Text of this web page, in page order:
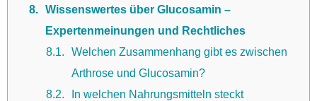
8
Wissenswertes über Glucosamin –
Expertenmeinungen und Rechtliches
8.1
Welchen Zusammenhang gibt es zwischen
Arthrose und Glucosamin?
8.2
In welchen Nahrungsmitteln steckt